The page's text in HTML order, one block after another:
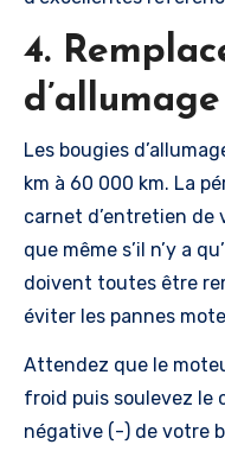
4.
d’allumage
Les bougies
km à 60 000 km. La
carnet d’entretien
que même s’il n’y a
doivent toutes être
éviter les pannes
Attendez que le
froid puis soulevez le
négative (-) de votre